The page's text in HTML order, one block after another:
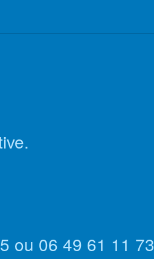
ou 06 49 61 11 73